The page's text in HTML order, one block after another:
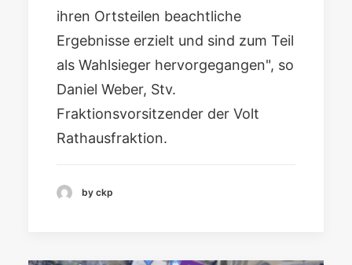
ihren Ortsteilen beachtliche
Ergebnisse erzielt und sind zum Teil
als Wahlsieger hervorgegangen", so
Daniel Weber, Stv.
Fraktionsvorsitzender der Volt
Rathausfraktion.
by ckp